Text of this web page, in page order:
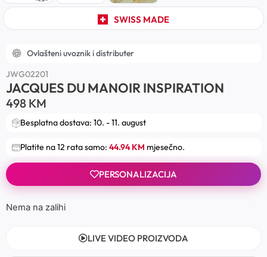
SWISS MADE
Ovlašteni uvoznik i distributer
JWG02201
JACQUES DU MANOIR INSPIRATION
498 KM
Besplatna dostava: 10. - 11. august
Platite na 12 rata samo: 44.94 KM mjesečno.
PERSONALIZACIJA
Nema na zalihi
LIVE VIDEO PROIZVODA